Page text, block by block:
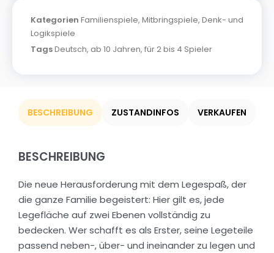
Kategorien Familienspiele, Mitbringspiele, Denk- und
Logikspiele
TagsDeutsch, ab 10 Jahren, für 2 bis 4 Spieler
BESCHREIBUNG ZUSTANDINFOS VERKAUFEN
BESCHREIBUNG
Die neue Herausforderung mit dem Legespaß, der
die ganze Familie begeistert: Hier gilt es, jede
Legefläche auf zwei Ebenen vollständig zu
bedecken. Wer schafft es als Erster, seine Legeteile
passend neben-, über- und ineinander zu legen und